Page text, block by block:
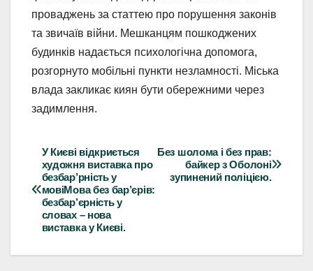
проваджень за статтею про порушення законів
та звичаїв війни. Мешканцям пошкоджених
будинків надається психологічна допомога,
розгорнуто мобільні пункти незламності. Міська
влада закликає киян бути обережними через
задимлення.
Навігація
записів
Без шолома і без прав:
байкер з Оболоні
зупинений поліцією.
У Києві відкриється
художня виставка про
безбар’рність у
мовіМова без бар’єрів:
безбар’єрність у
словах – нова
виставка у Києві.